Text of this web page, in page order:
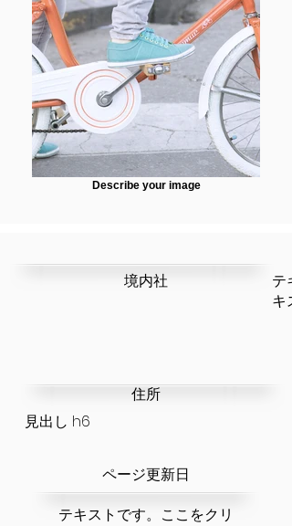
Describe your image
テ
キ
​境内社
​住所
見出し h6
​ページ更新日
テキストです。ここをクリ